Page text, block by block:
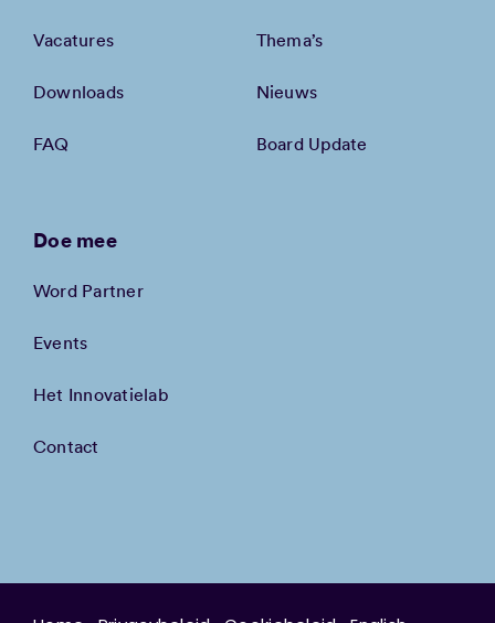
Vacatures
Downloads
FAQ
Thema’s
Nieuws
Board Update
Doe mee
Word Partner
Events
Het Innovatielab
Contact